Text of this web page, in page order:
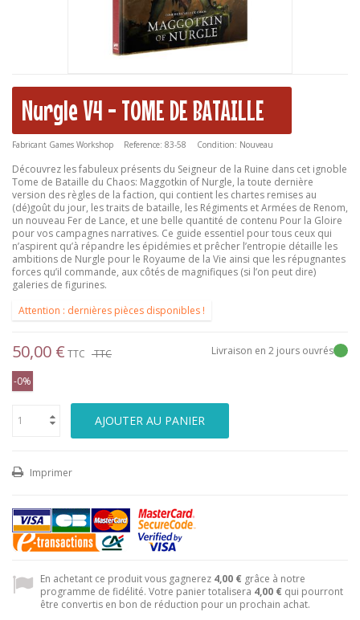
Nurgle V4 - TOME DE BATAILLE
Fabricant Games Workshop Reference: 83-58 Condition: Nouveau
Découvrez les fabuleux présents du Seigneur de la Ruine dans cet ignoble
Tome de Bataille du Chaos: Maggotkin of Nurgle, la toute dernière
version des règles de la faction, qui contient les chartes remises au
(dé)goût du jour, les traits de bataille, les Régiments et Armées de Renom,
un nouveau Fer de Lance, et une belle quantité de contenu Pour la Gloire
pour vos campagnes narratives. Ce guide essentiel pour tous ceux qui
n’aspirent qu’à répandre les épidémies et prêcher l’entropie détaille les
ambitions de Nurgle pour le Royaume de la Vie ainsi que les répugnantes
forces qu’il commande, aux côtés de magnifiques (si l’on peut dire)
galeries de figurines.
Attention : dernières pièces disponibles !
50,00 € TTC TTC Livraison en 2 jours ouvrés
-0%
AJOUTER AU PANIER
Imprimer
En achetant ce produit vous gagnerez 4,00 € grâce à notre
programme de fidélité. Votre panier totalisera 4,00 € qui pourront
être convertis en bon de réduction pour un prochain achat.